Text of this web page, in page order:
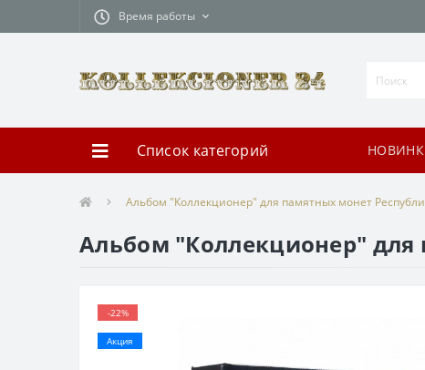
Время работы
Список категорий
Альбом "Коллекционер" для памятных монет
Альбом "Коллекционер" для
-22%
Акция